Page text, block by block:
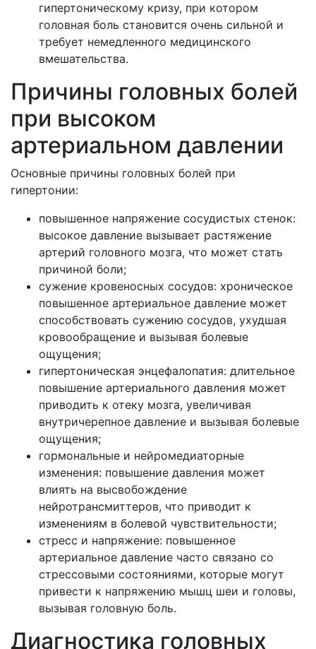
гипертоническому кризу, при котором
головная боль становится очень сильной и
требует немедленного медицинского
вмешательства.
Причины головных болей
при высоком
артериальном давлении
Основные причины головных болей при
гипертонии:
повышенное напряжение сосудистых стенок:
высокое давление вызывает растяжение
артерий головного мозга, что может стать
причиной боли;
сужение кровеносных сосудов: хроническое
повышенное артериальное давление может
способствовать сужению сосудов, ухудшая
кровообращение и вызывая болевые
ощущения;
гипертоническая энцефалопатия: длительное
повышение артериального давления может
приводить к отеку мозга, увеличивая
внутричерепное давление и вызывая болевые
ощущения;
гормональные и нейромедиаторные
изменения: повышение давления может
влиять на высвобождение
нейротрансмиттеров, что приводит к
изменениям в болевой чувствительности;
стресс и напряжение: повышенное
артериальное давление часто связано со
стрессовыми состояниями, которые могут
привести к напряжению мышц шеи и головы,
вызывая головную боль.
Диагностика головных